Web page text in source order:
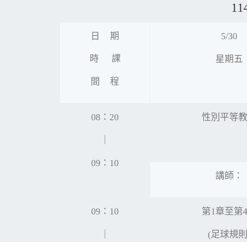
日 期
時 課
間 程
5/30
星期五
08：20
09：10
性別平等
講師：
09：10 第1章至第
(足球規